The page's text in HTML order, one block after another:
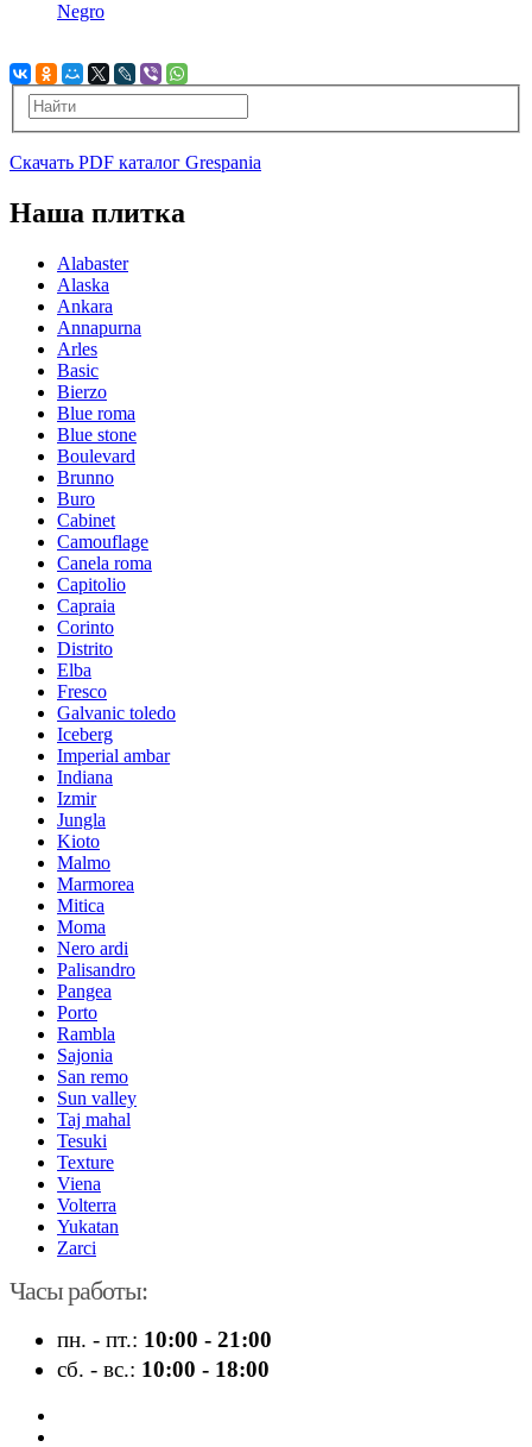
Negro
Скачать PDF каталог Grespania
Наша плитка
Alabaster
Alaska
Ankara
Annapurna
Arles
Basic
Bierzo
Blue roma
Blue stone
Boulevard
Brunno
Buro
Cabinet
Camouflage
Canela roma
Capitolio
Capraia
Corinto
Distrito
Elba
Fresco
Galvanic toledo
Iceberg
Imperial ambar
Indiana
Izmir
Jungla
Kioto
Malmo
Marmorea
Mitica
Moma
Nero ardi
Palisandro
Pangea
Porto
Rambla
Sajonia
San remo
Sun valley
Taj mahal
Tesuki
Texture
Viena
Volterra
Yukatan
Zarci
Часы работы:
пн. - пт.: 10:00 - 21:00
сб. - вс.: 10:00 - 18:00